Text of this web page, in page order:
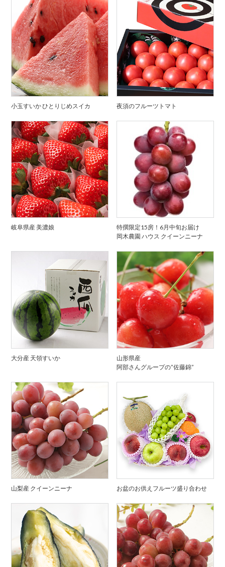
小玉すいか ひとりじめスイカ 夜須のフルーツトマト
岐阜県産 美濃娘
特撰限定15房！6月中旬お届け
岡木農園 ハウス クイーンニーナ
大分産 天領すいか
山形県産
阿部さんグループの”佐藤錦”
山梨産 クイーンニーナ お盆のお供えフルーツ盛り合わせ